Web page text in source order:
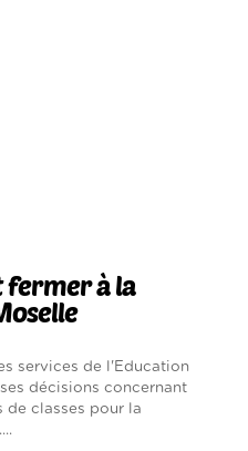
fermer à la
services de l'Education
décisions concernant
de classes pour la